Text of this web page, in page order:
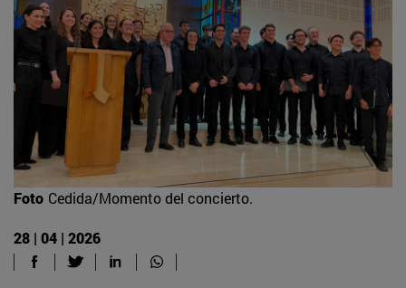
Foto Cedida/Momento del concierto.
28 | 04 | 2026